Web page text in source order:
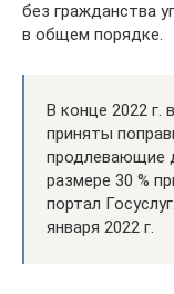
без гражданства
в общем порядке.
В конце 2022 г.
приняты
продлевающие
размере 30 %
портал
января 2022 г.